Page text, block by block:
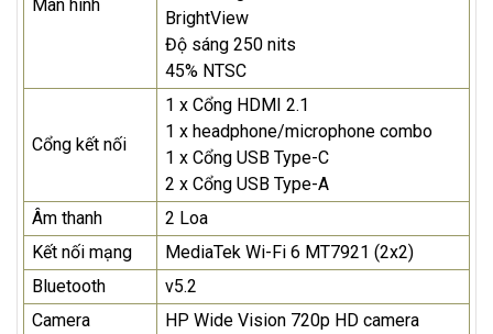
Màn hình
BrightView
Độ sáng 250 nits
45% NTSC
Cổng kết nối
1 x Cổng HDMI 2.1
1 x headphone/microphone combo
1 x Cổng USB Type-C
2 x Cổng USB Type-A
Âm thanh
2 Loa
Kết nối mạng
MediaTek Wi-Fi 6 MT7921 (2x2)
Bluetooth
v5.2
Camera
HP Wide Vision 720p HD camera